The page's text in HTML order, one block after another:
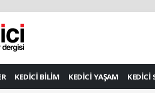
KEDİCİ BİLİM KEDİCİ YAŞAM KEDİCİ
[07.08.2026] Dünya Kediler Günü'nün Adresi İstanbul